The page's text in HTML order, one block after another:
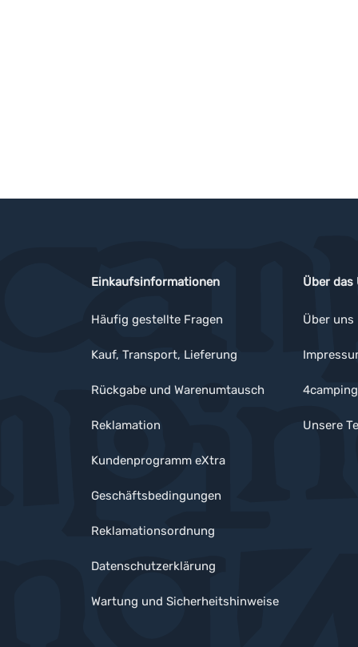
Einkaufsinformationen
Häufig gestellte Fragen
Kauf, Transport, Lieferung
Rückgabe und Warenumtausch
Reklamation
Kundenprogramm eXtra
Geschäftsbedingungen
Reklamationsordnung
Datenschutzerklärung
Wartung und Sicherheitshinweise
Über das
Über uns
Unsere